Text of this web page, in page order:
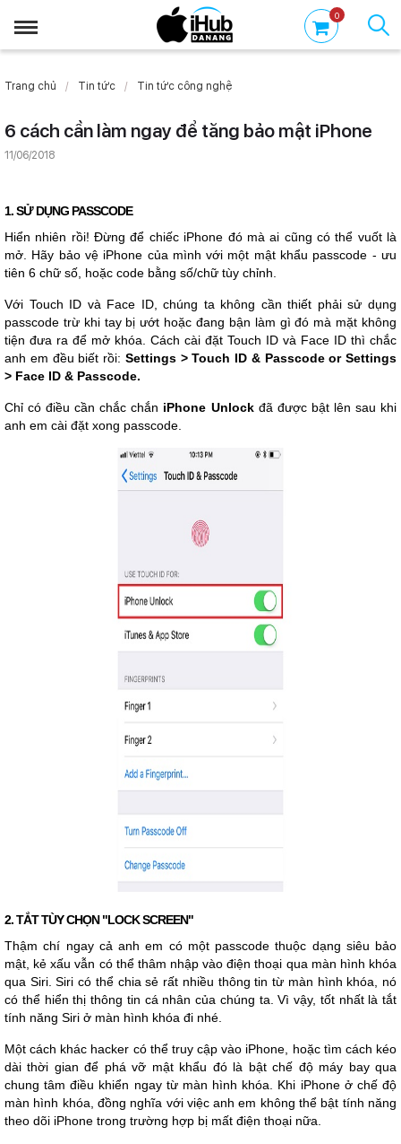
0
Trang chủ Tin tức Tin tức công nghệ
6 cách cần làm ngay để tăng bảo mật iPhone
11/06/2018
1. SỬ DỤNG PASSCODE
Hiển nhiên rồi! Đừng để chiếc iPhone đó mà ai cũng có thể vuốt là
mở. Hãy bảo vệ iPhone của mình với một mật khẩu passcode - ưu
tiên 6 chữ số, hoặc code bằng số/chữ tùy chỉnh.
Với Touch ID và Face ID, chúng ta không cần thiết phải sử dụng
passcode trừ khi tay bị ướt hoặc đang bận làm gì đó mà mặt không
tiện đưa ra để mở khóa. Cách cài đặt Touch ID và Face ID thì chắc
anh em đều biết rồi: Settings > Touch ID & Passcode or Settings
> Face ID & Passcode.
Chỉ có điều cần chắc chắn iPhone Unlockđã được bật lên sau khi
anh em cài đặt xong passcode.
2. TẮT TÙY CHỌN "LOCK SCREEN"
Thậm chí ngay cả anh em có một passcode thuộc dạng siêu bảo
mật, kẻ xấu vẫn có thể thâm nhập vào điện thoại qua màn hình khóa
qua Siri. Siri có thể chia sẻ rất nhiều thông tin từ màn hình khóa, nó
có thể hiển thị thông tin cá nhân của chúng ta. Vì vậy, tốt nhất là tắt
tính năng Siri ở màn hình khóa đi nhé.
Một cách khác hacker có thể truy cập vào iPhone, hoặc tìm cách kéo
dài thời gian để phá vỡ mật khẩu đó là bật chế độ máy bay qua
chung tâm điều khiển ngay từ màn hình khóa. Khi iPhone ở chế độ
màn hình khóa, đồng nghĩa với việc anh em không thể bật tính năng
theo dõi iPhone trong trường hợp bị mất điện thoại nữa.